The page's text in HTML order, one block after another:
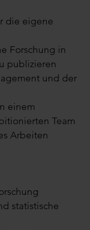
die eigene
Forschung in
publizieren
und der
einem
Team
Arbeiten
statistische